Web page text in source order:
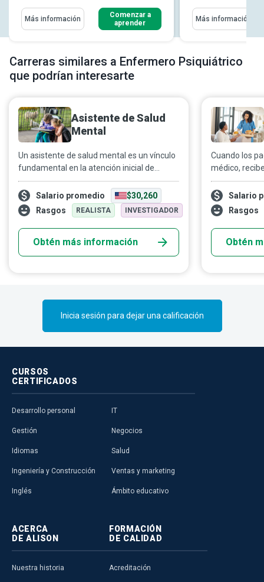
Más información
Comenzar a
aprender
Más información
Carreras similares a Enfermero Psiquiátrico
que podrían interesarte
Asistente de Salud
Mental
Un asistente de salud mental es un vínculo
fundamental en la atención inicial de
personas con desafíos relacionados con la
salud mental, la estabilidad emocional o
discapacidades del desarrollo. Se encargan
de acompañarlas y brindarles apoyo con la
medicación, terapia, comidas, transporte,
higiene, educación y actividades
recreativas, siempre en un entorno seguro
Salario promedio
$30,260
Rasgos
REALISTA INVESTIGADOR
Obtén más información
Cuando los
médico,
personal
equipo
que brindan
distintas
clave para la
asistentes
ofrecen
Salario
Rasgos
Obtén
Inicia sesión para dejar una calificación
CURSOS
CERTIFICADOS
Desarrollo personal
Gestión
Idiomas
Ingeniería y Construcción
Inglés
IT
Negocios
Salud
Ventas y marketing
Ámbito educativo
ACERCA
DE ALISON
Nuestra historia
FORMACIÓN
DE CALIDAD
Acreditación